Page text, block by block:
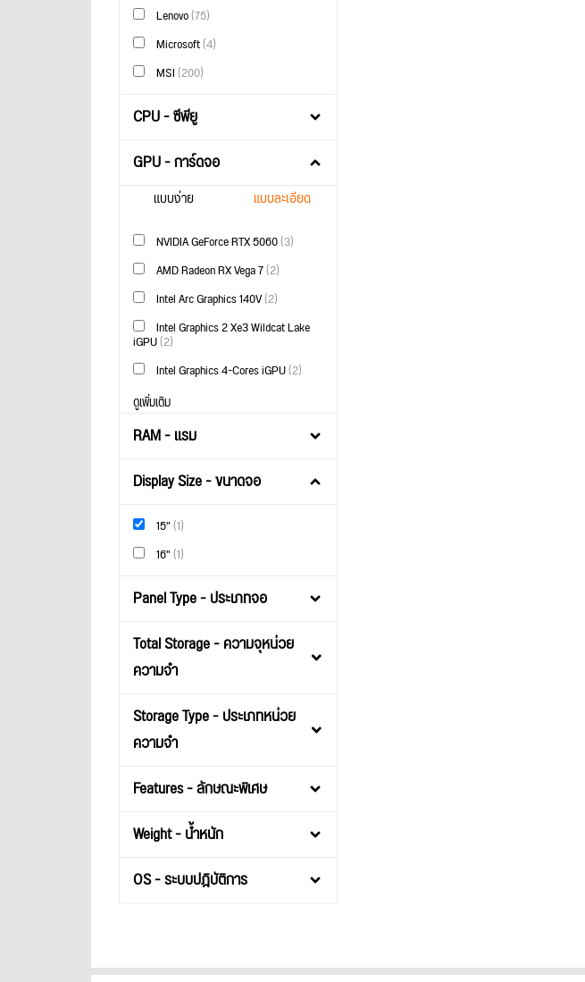
Lenovo(75)
Microsoft(4)
MSI(200)
CPU - ซีพียู
GPU - การ์ดจอ
แบบง่าย แบบละเอียด
NVIDIA GeForce RTX 5060(3)
AMD Radeon RX Vega 7(2)
Intel Arc Graphics 140V(2)
Intel Graphics 2 Xe3 Wildcat Lake
iGPU(2)
Intel Graphics 4-Cores iGPU(2)
ดูเพิ่มเติม
RAM - แรม
Display Size - ขนาดจอ
15"(1)
16"(1)
Panel Type - ประเภทจอ
Total Storage - ความจุหน่วย
ความจำ
Storage Type - ประเภทหน่วย
ความจำ
Features - ลักษณะพิเศษ
Weight - น้ำหนัก
OS - ระบบปฎิบัติการ